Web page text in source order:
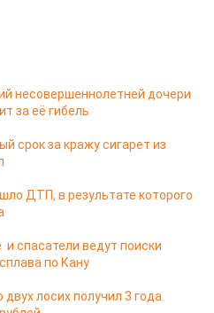
несовершеннолетней дочери
за её гибель
срок за кражу сигарет из
ДТП, в результате которого
спасатели ведут поиски
по Кану
лосих получил 3 года